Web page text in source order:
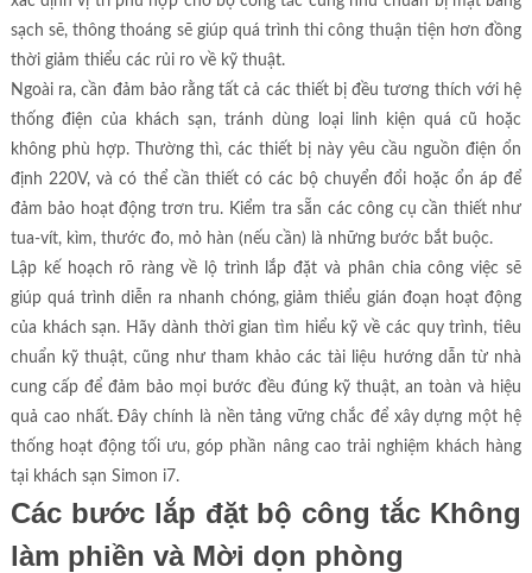
sạch sẽ, thông thoáng sẽ giúp quá trình thi công thuận tiện hơn đồng
thời giảm thiểu các rủi ro về kỹ thuật.
Ngoài ra, cần đảm bảo rằng tất cả các thiết bị đều tương thích với hệ
thống điện của khách sạn, tránh dùng loại linh kiện quá cũ hoặc
không phù hợp. Thường thì, các thiết bị này yêu cầu nguồn điện ổn
định 220V, và có thể cần thiết có các bộ chuyển đổi hoặc ổn áp để
đảm bảo hoạt động trơn tru. Kiểm tra sẵn các công cụ cần thiết như
tua-vít, kìm, thước đo, mỏ hàn (nếu cần) là những bước bắt buộc.
Lập kế hoạch rõ ràng về lộ trình lắp đặt và phân chia công việc sẽ
giúp quá trình diễn ra nhanh chóng, giảm thiểu gián đoạn hoạt động
của khách sạn. Hãy dành thời gian tìm hiểu kỹ về các quy trình, tiêu
chuẩn kỹ thuật, cũng như tham khảo các tài liệu hướng dẫn từ nhà
cung cấp để đảm bảo mọi bước đều đúng kỹ thuật, an toàn và hiệu
quả cao nhất. Đây chính là nền tảng vững chắc để xây dựng một hệ
thống hoạt động tối ưu, góp phần nâng cao trải nghiệm khách hàng
tại khách sạn Simon i7.
Các bước lắp đặt bộ công tắc Không
làm phiền và Mời dọn phòng